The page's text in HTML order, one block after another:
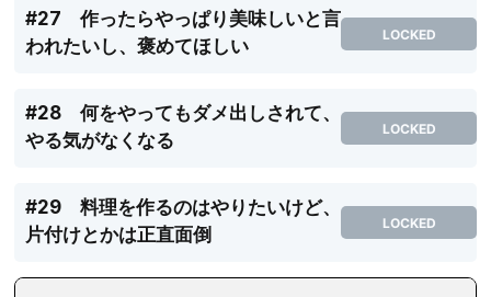
#27 作ったらやっぱり美味しいと言
われたいし、褒めてほしい
LOCKED
#28 何をやってもダメ出しされて、
やる気がなくなる
LOCKED
#29 料理を作るのはやりたいけど、
片付けとかは正直面倒
LOCKED